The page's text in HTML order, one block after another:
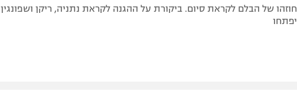
חוזהו של הבלם לקראת סיום. ביקורת על ההגנה לקראת נתניה, ריקן ושפונגין
יפתחו